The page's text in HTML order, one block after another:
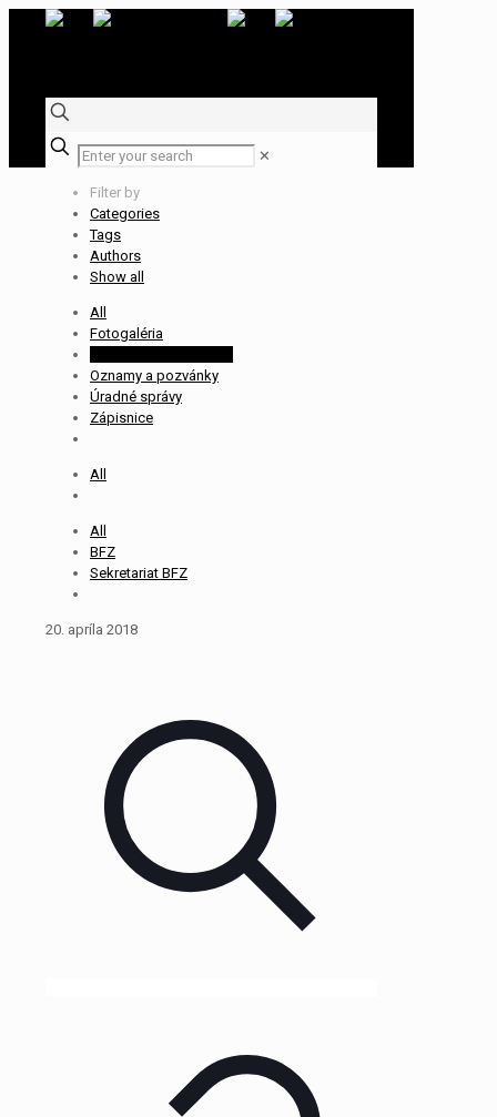
✕
Filter by
Categories
Tags
Authors
Show all
All
Fotogaléria
Oznamy a pozvánky
Úradné správy
Zápisnice
All
All
BFZ
Sekretariat BFZ
20. apríla 2018